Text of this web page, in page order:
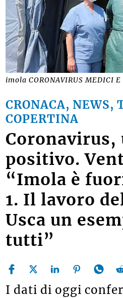
imola CORONAVIRUS MEDICI
CRONACA, NEWS,
COPERTINA
Coronavirus,
positivo.
“Imola è
1. Il lavoro
Usca un
tutti”
I dati di oggi